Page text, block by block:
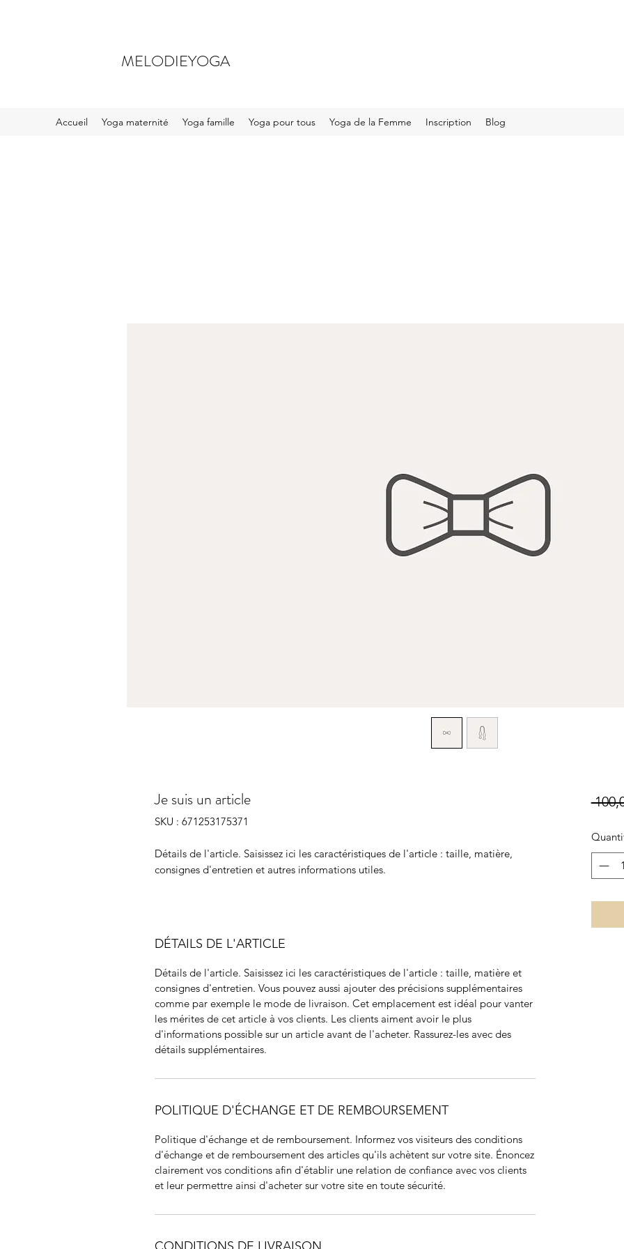
MELODIEYOGA
Accueil Yoga maternité Yoga famille Yoga pour tous Yoga de la Femme Inscription Blog
Je suis un article
SKU : 671253175371
Détails de l'article. Saisissez ici les caractéristiques de l'article : taille, matière,
consignes d'entretien et autres informations utiles.
DÉTAILS DE L'ARTICLE
Détails de l'article. Saisissez ici les caractéristiques de l'article : taille, matière et
consignes d'entretien. Vous pouvez aussi ajouter des précisions supplémentaires
comme par exemple le mode de livraison. Cet emplacement est idéal pour vanter
les mérites de cet article à vos clients. Les clients aiment avoir le plus
d'informations possible sur un article avant de l'acheter. Rassurez-les avec des
détails supplémentaires.
POLITIQUE D'ÉCHANGE ET DE REMBOURSEMENT
Politique d'échange et de remboursement. Informez vos visiteurs des conditions
d'échange et de remboursement des articles qu'ils achètent sur votre site. Énoncez
clairement vos conditions afin d'établir une relation de confiance avec vos clients
et leur permettre ainsi d'acheter sur votre site en toute sécurité.
CONDITIONS DE LIVRAISON